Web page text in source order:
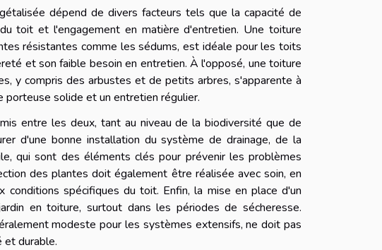
dépend de divers facteurs tels que la capacité de
toit et l'engagement en matière d'entretien. Une toiture
résistantes comme les sédums, est idéale pour les toits
et son faible besoin en entretien. À l'opposé, une toiture
y compris des arbustes et de petits arbres, s'apparente à
porteuse solide et un entretien régulier.
entre les deux, tant au niveau de la biodiversité que de
d'une bonne installation du système de drainage, de la
qui sont des éléments clés pour prévenir les problèmes
des plantes doit également être réalisée avec soin, en
spécifiques du toit. Enfin, la mise en place d'un
en toiture, surtout dans les périodes de sécheresse.
modeste pour les systèmes extensifs, ne doit pas
et durable.